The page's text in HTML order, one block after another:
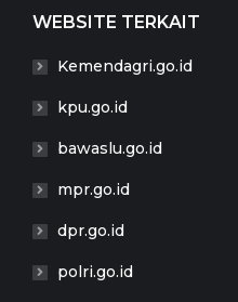
WEBSITE TERKAIT
Kemendagri.go.id
kpu.go.id
bawaslu.go.id
mpr.go.id
dpr.go.id
polri.go.id